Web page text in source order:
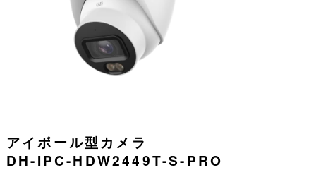
アイボール型カメラ
DH-IPC-HDW2449T-S-PRO